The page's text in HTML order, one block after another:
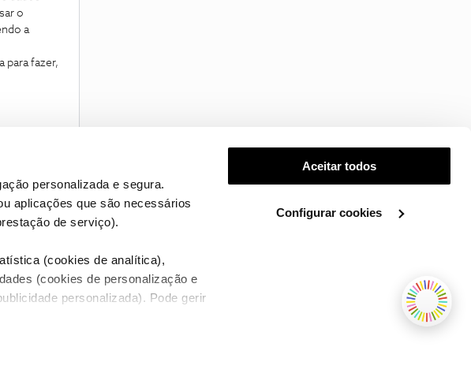
personalizada e segura.
aplicações que são necessários
de serviço).
(cookies de analítica),
(cookies de personalização e
personalizada). Pode gerir
Aceitar todos
Configurar cookies
o
a
para fazer,
statement